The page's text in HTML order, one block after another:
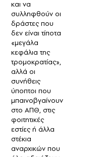
και να
συλληφθούν οι
δράστες που
δεν είναι τίποτα
«μεγάλα
κεφάλια της
τρομοκρατίας»,
αλλά οι
συνήθεις
ύποπτοι που
μπαινοβγαίνουν
στο ΑΠΘ, στις
φοιτητικές
εστίες ή άλλα
στέκια
αναρχικών που